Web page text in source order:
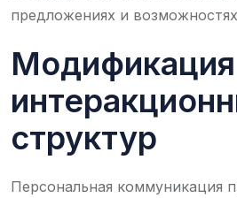
предложениях и
Модификация
структур
Персональная коммуникация